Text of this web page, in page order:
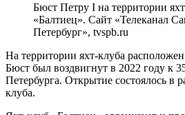
Бюст Петру I на территории
«Балтиец». Сайт «Телеканал
Петербург», tvspb.ru
На территории яхт-клуба
Бюст был воздвигнут в 2022 году к
Петербурга. Открытие состоялось в
клуба.